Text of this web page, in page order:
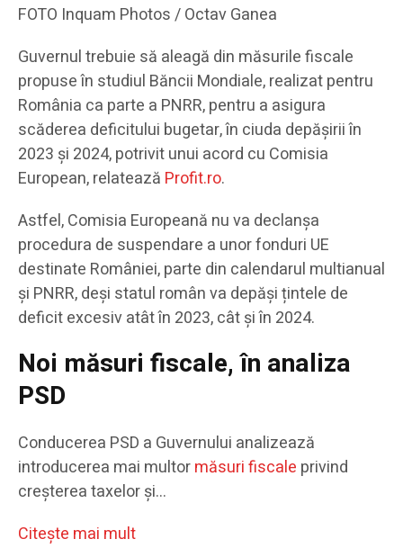
FOTO Inquam Photos / Octav Ganea
Guvernul trebuie să aleagă din măsurile fiscale
propuse în studiul Băncii Mondiale, realizat pentru
România ca parte a PNRR, pentru a asigura
scăderea deficitului bugetar, în ciuda depășirii în
2023 și 2024, potrivit unui acord cu Comisia
European, relatează Profit.ro.
Astfel, Comisia Europeană nu va declanșa
procedura de suspendare a unor fonduri UE
destinate României, parte din calendarul multianual
și PNRR, deși statul român va depăși țintele de
deficit excesiv atât în 2023, cât și în 2024.
Noi măsuri fiscale, în analiza
PSD
Conducerea PSD a Guvernului analizează
introducerea mai multormăsuri fiscale privind
creșterea taxelor și…
Citeşte mai mult